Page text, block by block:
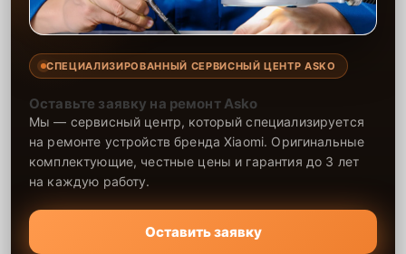
СПЕЦИАЛИЗИРОВАННЫЙ СЕРВИСНЫЙ ЦЕНТР ASKO
Оставьте заявку на ремонт Asko
Мы — сервисный центр, который специализируется
на ремонте устройств бренда Xiaomi. Оригинальные
комплектующие, честные цены и гарантия до 3 лет
на каждую работу.
Оставить заявку